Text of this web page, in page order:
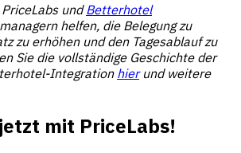
und Betterhotel
helfen, die Belegung zu
zu erhöhen und den Tagesablauf zu
Sie die vollständige Geschichte der
Integration hier und weitere
mit PriceLabs!